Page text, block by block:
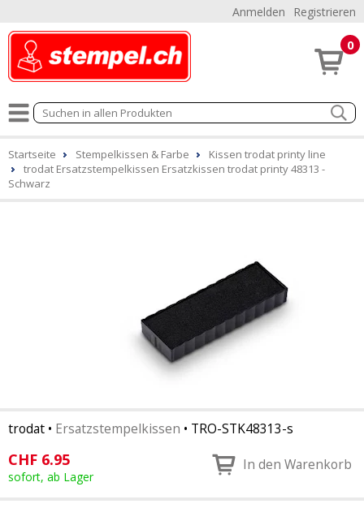
Anmelden Registrieren
0
Startseite Stempelkissen & Farbe
Kissen trodat printy line
trodat Ersatzstempelkissen Ersatzkissen trodat printy 48313 -
Schwarz
trodat • Ersatzstempelkissen • TRO-STK48313-s
CHF 6.95
sofort, ab Lager
In den Warenkorb